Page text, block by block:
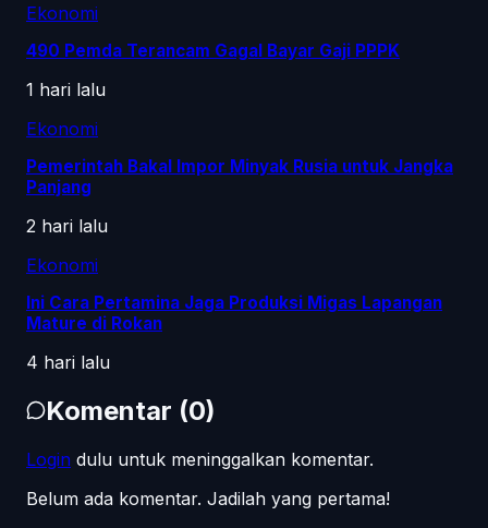
Ekonomi
490 Pemda Terancam Gagal Bayar Gaji PPPK
1 hari lalu
Ekonomi
Pemerintah Bakal Impor Minyak Rusia untuk Jangka
Panjang
2 hari lalu
Ekonomi
Ini Cara Pertamina Jaga Produksi Migas Lapangan
Mature di Rokan
4 hari lalu
Komentar (0)
Login dulu untuk meninggalkan komentar.
Belum ada komentar. Jadilah yang pertama!